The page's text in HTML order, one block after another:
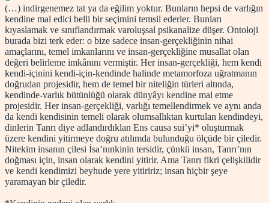
(…) indirgenemez tat ya da eğilim yoktur. Bunların hepsi de varlığın
kendine mal edici belli bir seçimini temsil ederler. Bunları
kıyaslamak ve sınıflandırmak varoluşsal psikanalize düşer. Ontoloji
burada bizi terk eder: o bize sadece insan-gerçekliğinin nihai
amaçlarını, temel imkanlarını ve insan-gerçekliğine musallat olan
değeri belirleme imkânını vermiştir. Her insan-gerçekliği, hem kendi
kendi-içinini kendi-için-kendinde halinde metamorfoza uğratmanın
doğrudan projesidir, hem de temel bir niteliğin türleri altında,
kendinde-varlık bütünlüğü olarak dünyâyı kendine mal etme
projesidir. Her insan-gerçekliği, varlığı temellendirmek ve aynı anda
da kendi kendisinin temeli olarak olumsallıktan kurtulan kendindeyi,
dinlerin Tanrı diye adlandırdıklan Ens causa sui’yi* oluşturmak
üzere kendini yitirmeye doğru atılımda bulunduğu ölçüde bir çiledir.
Nitekim insanın çilesi İsa’nınkinin tersidir, çünkü insan, Tanrı’nın
doğması için, insan olarak kendini yitirir. Ama Tanrı fikri çelişkilidir
ve kendi kendimizi beyhude yere yitiririz; insan hiçbir şeye
yaramayan bir çiledir.